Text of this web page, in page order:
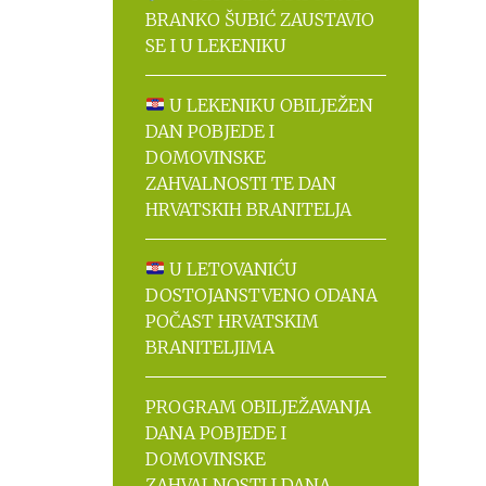
BRANKO ŠUBIĆ ZAUSTAVIO
SE I U LEKENIKU
U LEKENIKU OBILJEŽEN
DAN POBJEDE I
DOMOVINSKE
ZAHVALNOSTI TE DAN
HRVATSKIH BRANITELJA
U LETOVANIĆU
DOSTOJANSTVENO ODANA
POČAST HRVATSKIM
BRANITELJIMA
PROGRAM OBILJEŽAVANJA
DANA POBJEDE I
DOMOVINSKE